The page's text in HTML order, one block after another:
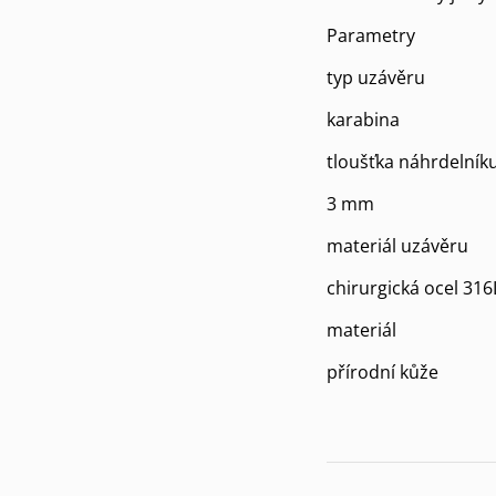
Parametry
typ uzávěru
karabina
tloušťka
3 mm
materiál uzávěru
chirurgická ocel
materiál
přírodní kůže